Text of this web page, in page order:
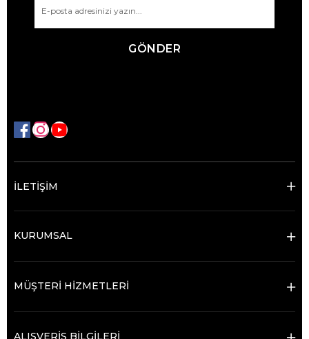
GÖNDER
İLETİŞİM
KURUMSAL
MÜŞTERİ HİZMETLERİ
ALIŞVERİŞ BİLGİLERİ